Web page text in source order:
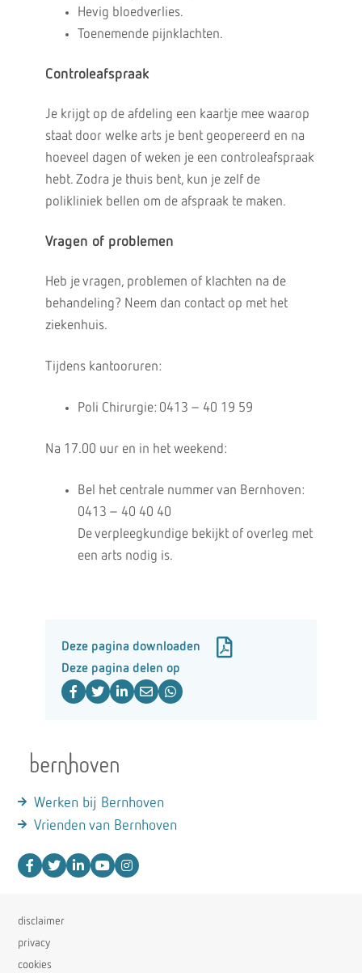
Hevig bloedverlies.
Toenemende pijnklachten.
Controleafspraak
Je krijgt op de afdeling een kaartje mee waarop
staat door welke arts je bent geopereerd en na
hoeveel dagen of weken je een controleafspraak
hebt. Zodra je thuis bent, kun je zelf de
polikliniek bellen om de afspraak te maken.
Vragen of problemen
Heb je vragen, problemen of klachten na de
behandeling? Neem dan contact op met het
ziekenhuis.
Tijdens kantooruren:
Poli Chirurgie: 0413 – 40 19 59
Na 17.00 uur en in het weekend:
Bel het centrale nummer van Bernhoven:
0413 – 40 40 40
De verpleegkundige bekijkt of overleg met
een arts nodig is.
Deze pagina downloaden
Deze pagina delen op
Werken bij Bernhoven
Vrienden van Bernhoven
disclaimer
privacy
cookies